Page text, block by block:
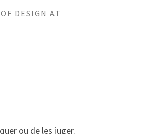
DESIGN AT
ou de les juger.